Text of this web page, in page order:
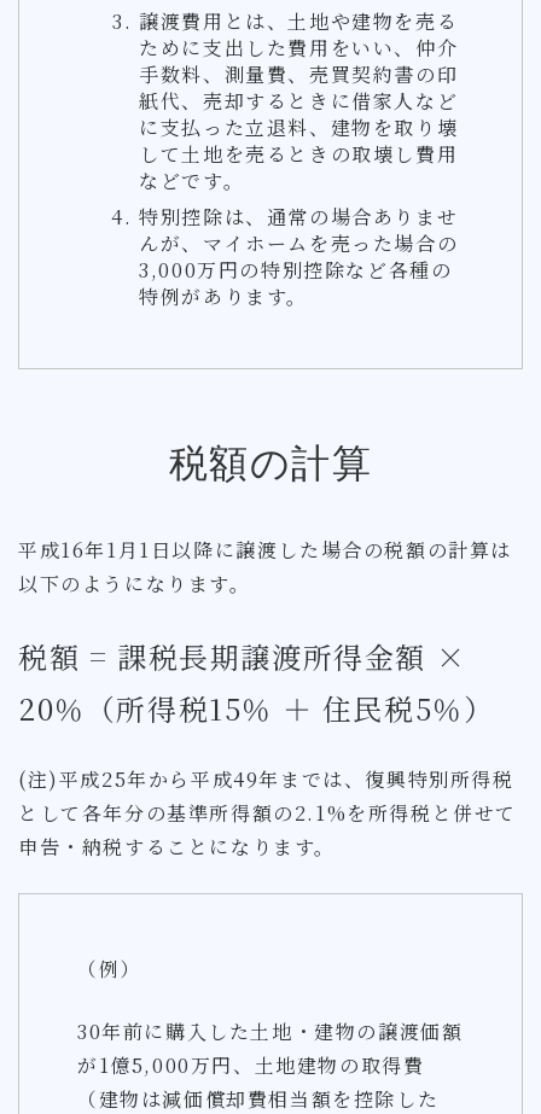
譲渡費用とは、土地や建物を売る
ために支出した費用をいい、仲介
手数料、測量費、売買契約書の印
紙代、売却するときに借家人など
に支払った立退料、建物を取り壊
して土地を売るときの取壊し費用
などです。
特別控除は、通常の場合ありませ
んが、マイホームを売った場合の
3,000万円の特別控除など各種の
特例があります。
税額の計算
平成16年1月1日以降に譲渡した場合の税額の計算は
以下のようになります。
税額 = 課税長期譲渡所得金額 ×
20％（所得税15％ ＋ 住民税5％）
(注)平成25年から平成49年までは、復興特別所得税
として各年分の基準所得額の2.1%を所得税と併せて
申告・納税することになります。
（例）
30年前に購入した土地・建物の譲渡価額
が1億5,000万円、土地建物の取得費
（建物は減価償却費相当額を控除した